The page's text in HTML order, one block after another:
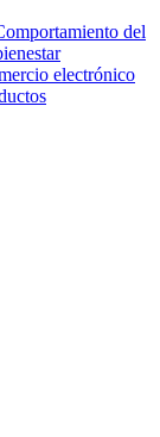
del
electrónico